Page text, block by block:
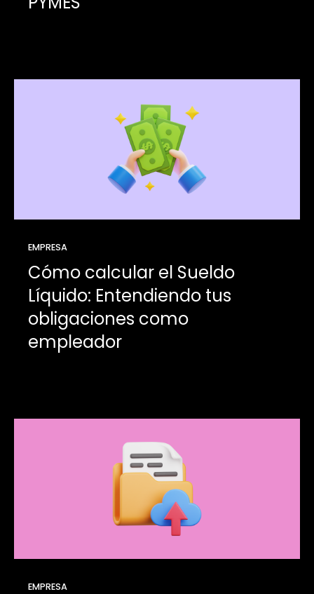
EMPRESA
Cómo calcular el Sueldo
Líquido: Entendiendo tus
obligaciones como
empleador
EMPRESA